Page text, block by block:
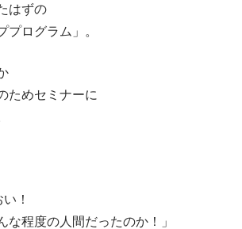
はずの
プログラム」。
ためセミナーに
！
程度の人間だったのか！」